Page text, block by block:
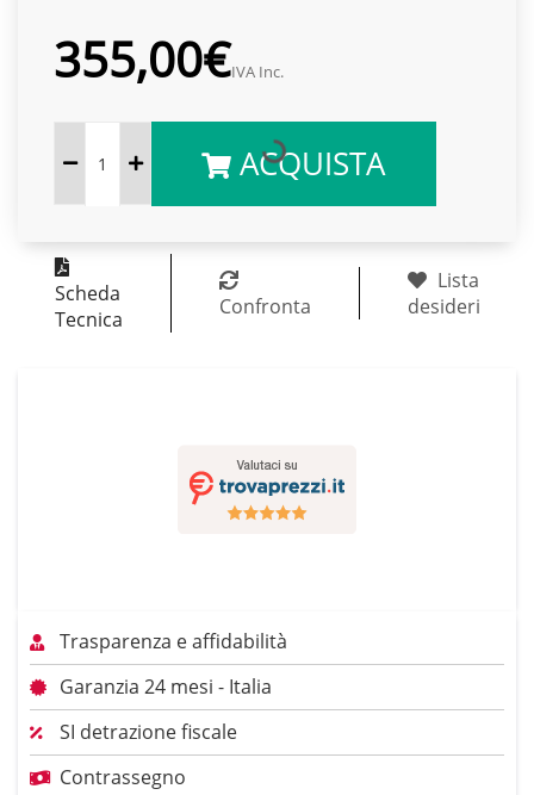
355,00€IVA Inc.
ACQUISTA
Scheda
Tecnica
Confronta
Lista
desideri
Trasparenza e affidabilità
Garanzia 24 mesi - Italia
SI detrazione fiscale
Contrassegno